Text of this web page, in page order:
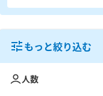
もっと絞り込む
人数